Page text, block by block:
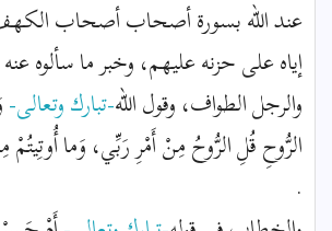
عند الله بسورة أصحاب أصحاب
إياه على حزنه عليهم، وخبر ما سألوه
والرجل الطواف، وقول الله-تبارك وتعالى-
الرُّوحِ قُلِ الرُّوحُ مِنْ أَمْرِ رَبِّي، وَما أُوتِيتُمْ
.